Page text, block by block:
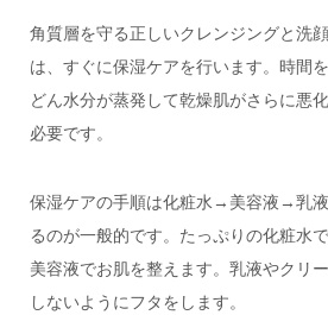
角質層を守る正しいクレンジングと洗
は、すぐに保湿ケアを行います。時間
どん水分が蒸発して乾燥肌がさらに悪
必要です。
保湿ケアの手順は化粧水→美容液→乳
るのが一般的です。たっぷりの化粧水
美容液でお肌を整えます。乳液やクリ
しないようにフタをします。